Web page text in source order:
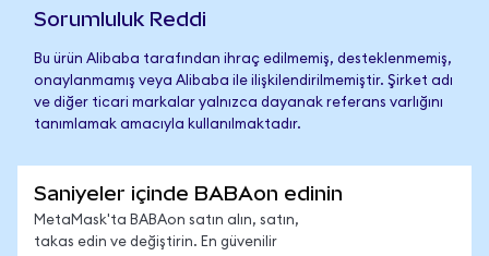
Sorumluluk Reddi
Bu ürün Alibaba tarafından ihraç edilmemiş, desteklenmemiş,
onaylanmamış veya Alibaba ile ilişkilendirilmemiştir. Şirket adı
ve diğer ticari markalar yalnızca dayanak referans varlığını
tanımlamak amacıyla kullanılmaktadır.
Saniyeler içinde BABAon edinin
MetaMask'ta BABAon satın alın, satın,
takas edin ve değiştirin. En güvenilir